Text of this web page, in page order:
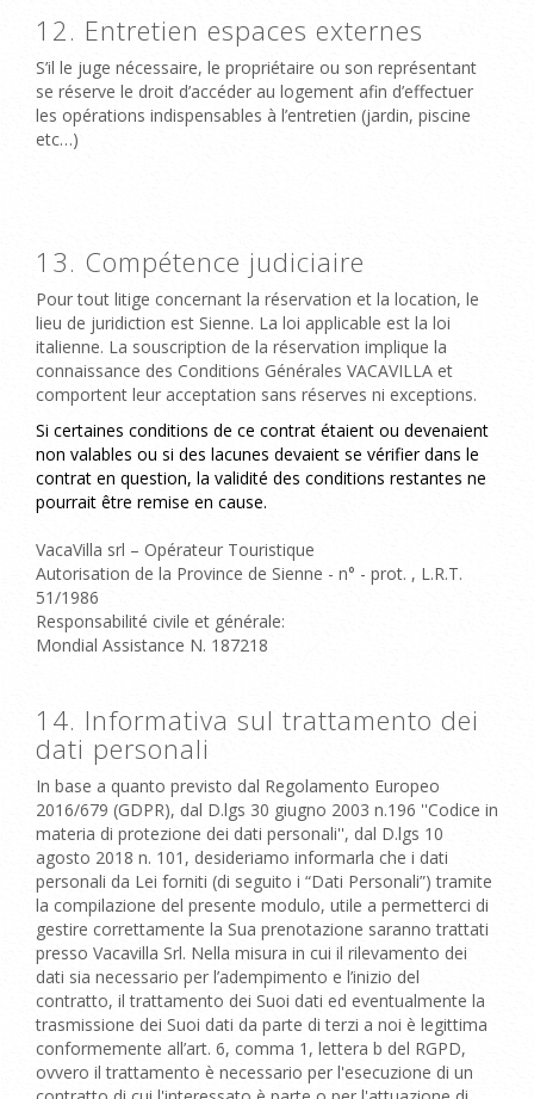
12. Entretien espaces externes
S’il le juge nécessaire, le propriétaire ou son représentant
se réserve le droit d’accéder au logement afin d’effectuer
les opérations indispensables à l’entretien (jardin, piscine
etc…)
13. Compétence judiciaire
Pour tout litige concernant la réservation et la location, le
lieu de juridiction est Sienne. La loi applicable est la loi
italienne. La souscription de la réservation implique la
connaissance des Conditions Générales VACAVILLA et
comportent leur acceptation sans réserves ni exceptions.
Si certaines conditions de ce contrat étaient ou devenaient
non valables ou si des lacunes devaient se vérifier dans le
contrat en question, la validité des conditions restantes ne
pourrait être remise en cause.
VacaVilla srl – Opérateur Touristique
Autorisation de la Province de Sienne - n° - prot. , L.R.T.
51/1986
Responsabilité civile et générale:
Mondial Assistance N. 187218
14. Informativa sul trattamento dei
dati personali
In base a quanto previsto dal Regolamento Europeo
2016/679 (GDPR), dal D.lgs 30 giugno 2003 n.196 ''Codice in
materia di protezione dei dati personali'', dal D.lgs 10
agosto 2018 n. 101, desideriamo informarla che i dati
personali da Lei forniti (di seguito i “Dati Personali”) tramite
la compilazione del presente modulo, utile a permetterci di
gestire correttamente la Sua prenotazione saranno trattati
presso Vacavilla Srl. Nella misura in cui il rilevamento dei
dati sia necessario per l’adempimento e l’inizio del
contratto, il trattamento dei Suoi dati ed eventualmente la
trasmissione dei Suoi dati da parte di terzi a noi è legittima
conformemente all’art. 6, comma 1, lettera b del RGPD,
ovvero il trattamento è necessario per l'esecuzione di un